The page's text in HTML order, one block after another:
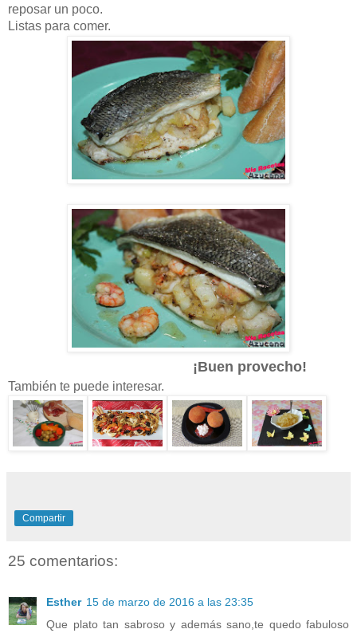
reposar un poco.
Listas para comer.
¡Buen provecho!
También te puede interesar.
Compartir
25 comentarios:
Esther 15 de marzo de 2016 a las 23:35
Que plato tan sabroso y además sano,te quedo fabuloso